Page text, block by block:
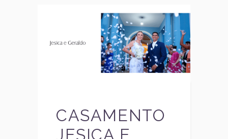
CASAMENTO
JESICA E